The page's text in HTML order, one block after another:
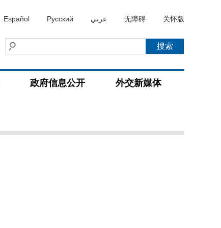
Español Русский عربي 无障碍 关怀版
政府信息公开 外交新媒体